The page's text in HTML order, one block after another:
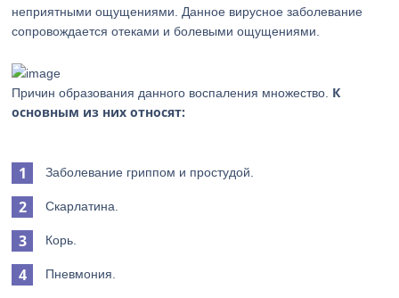
неприятными ощущениями. Данное вирусное заболевание
сопровождается отеками и болевыми ощущениями.
Причин образования данного воспаления множество. К
основным из них относят:
Заболевание гриппом и простудой.
Скарлатина.
Корь.
Пневмония.